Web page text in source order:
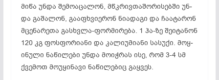
მი­წა უნ­და შე­მო­აც­ალ­ონ, მწკრივ­თა­შო­რი­სებ­ში უნ­
და გა­შა­ლონ, გა­აფ­ხვი­ერ­ონ ნი­ად­ა­გი და ჩა­ატ­არ­ონ
მცე­ნა­რე­თა გას­ხვლა-ფორ­მი­რე­ბა. 1 ჰა-ზე შე­იტ­ან­ონ
120 კგ ფოს­ფო­რი­ა­ნი და კა­ლი­უმ­ი­ა­ნი სა­სუ­ქი. მოყ­
ინუ­ლი ნა­წი­ლე­ბი უნ­და მო­იჭ­რას ისე, რომ 3-4 სმ
ქვე­მოთ მო­უყ­ინ­ა­ვი ნა­წი­ლე­ბიც გაყ­ვეს.